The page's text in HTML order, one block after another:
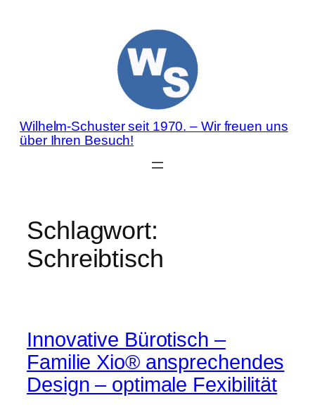
Wilhelm-Schuster seit 1970. – Wir freuen uns
über Ihren Besuch!
Schlagwort:
Schreibtisch
Innovative Bürotisch –
Familie Xio® ansprechendes
Design – optimale Fexibilität